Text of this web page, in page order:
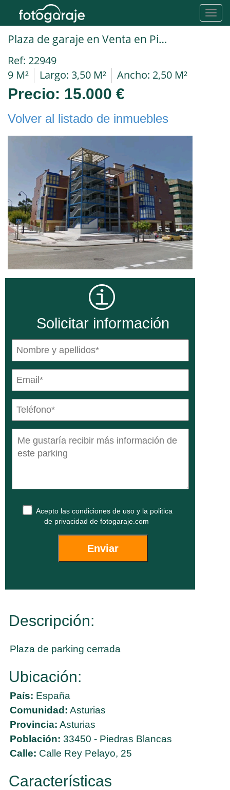
Plaza de garaje en Venta en Piedras Blancas en Calle Rey Pelayo
Ref: 22949
9 M²
Largo: 3,50 M² Ancho: 2,50 M²
Precio: 15.000 €
Volver al listado de inmuebles
Solicitar información
Acepto las condiciones de uso y la politica
de privacidad de fotogaraje.com
Descripción:
Plaza de parking cerrada
Ubicación:
País: España
Comunidad: Asturias
Provincia: Asturias
Población: 33450 - Piedras Blancas
Calle: Calle Rey Pelayo, 25
Características